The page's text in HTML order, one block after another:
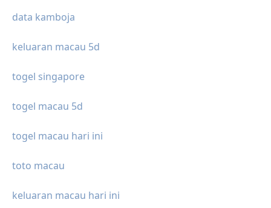
data kamboja
keluaran macau 5d
togel singapore
togel macau 5d
togel macau hari ini
toto macau
keluaran macau hari ini